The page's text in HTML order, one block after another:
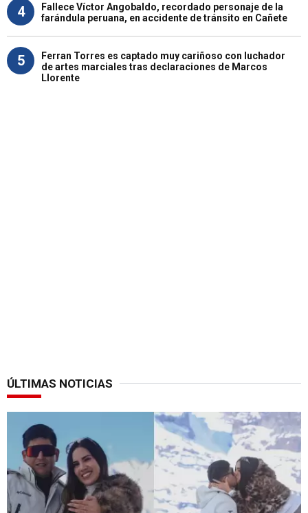
4
Fallece Víctor Angobaldo, recordado personaje de la
farándula peruana, en accidente de tránsito en Cañete
5
Ferran Torres es captado muy cariñoso con luchador
de artes marciales tras declaraciones de Marcos
Llorente
ÚLTIMAS NOTICIAS